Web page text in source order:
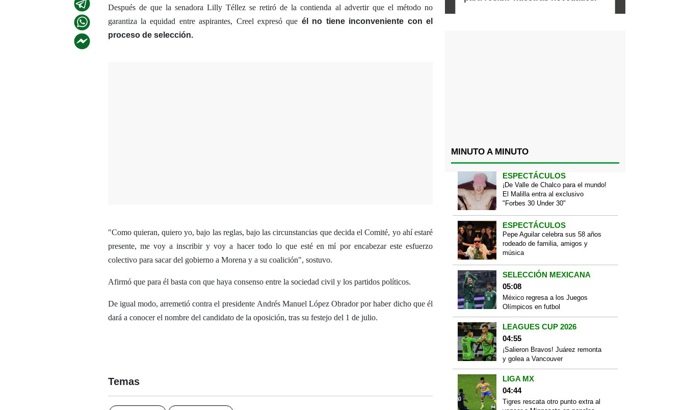
Después de que la senadora Lilly Téllez se retiró de la contienda al advertir que el método no
garantiza la equidad entre aspirantes, Creel expresó que él no tiene inconveniente con el
proceso de selección.
"Como quieran, quiero yo, bajo las reglas, bajo las circunstancias que decida el Comité, yo ahí estaré
presente, me voy a inscribir y voy a hacer todo lo que esté en mí por encabezar este esfuerzo
colectivo para sacar del gobierno a Morena y a su coalición", sostuvo.
Afirmó que para él basta con que haya consenso entre la sociedad civil y los partidos políticos.
De igual modo, arremetió contra el presidente Andrés Manuel López Obrador por haber dicho que él
dará a conocer el nombre del candidato de la oposición, tras su festejo del 1 de julio.
Temas
MINUTO A MINUTO
ESPECTÁCULOS
¡De Valle de Chalco para el mundo!
El Malilla entra al exclusivo
"Forbes 30 Under 30"
ESPECTÁCULOS
Pepe Aguilar celebra sus 58 años
rodeado de familia, amigos y
música
SELECCIÓN MEXICANA
05:08
México regresa a los Juegos
Olímpicos en futbol
LEAGUES CUP 2026
04:55
¡Salieron Bravos! Juárez remonta
y golea a Vancouver
LIGA MX
04:44
Tigres rescata otro punto extra al